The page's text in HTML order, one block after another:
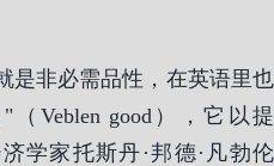
是非必需品性，在英语里也
Veblen good），它以提
学家托斯丹·邦德·凡勃伦